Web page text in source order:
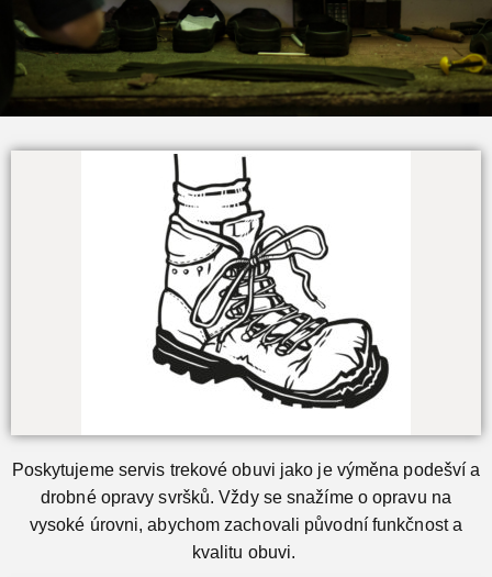
Opravíme vám trekovky
Vždy se snažíme o opravu na vysoké úrovni.
Více...
Poskytujeme servis trekové obuvi jako je výměna podešví a
drobné opravy svršků. Vždy se snažíme o opravu na
vysoké úrovni, abychom zachovali původní funkčnost a
kvalitu obuvi.